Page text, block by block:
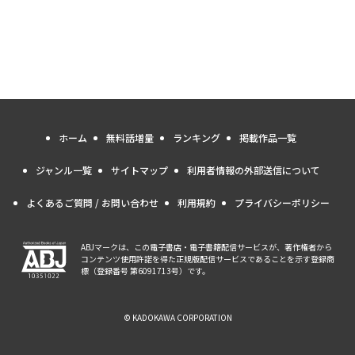
ホーム 無料話増量 ランキング 掲載作品一覧
ジャンル一覧 サイトマップ 利用者情報の外部送信について
よくあるご質問 / お問い合わせ 利用規約 プライバシーポリシー
ABJマークは、この電子書店・電子書籍配信サービスが、著作権者から
コンテンツ使用許諾を得た正規版配信サービスであることを示す登録商
標（登録番号 第6091713号）です。
© KADOKAWA CORPORATION